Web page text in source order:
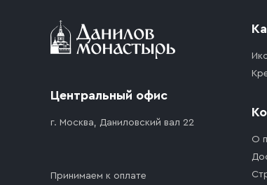
Центральный офис
г. Москва, Даниловский вал 22
Принимаем к оплате
О